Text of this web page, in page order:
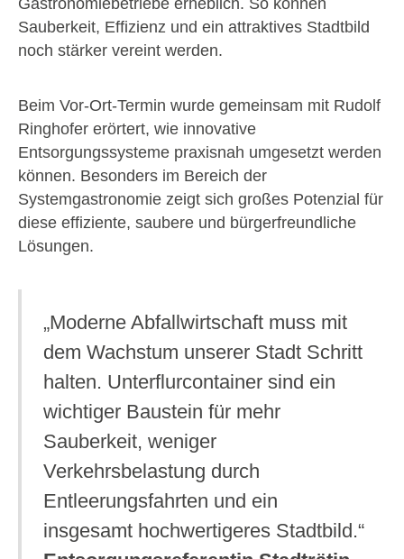
Sauberkeit, Effizienz und ein attraktives Stadtbild
noch stärker vereint werden.
Beim Vor-Ort-Termin wurde gemeinsam mit Rudolf
Ringhofer erörtert, wie innovative
Entsorgungssysteme praxisnah umgesetzt werden
können. Besonders im Bereich der
Systemgastronomie zeigt sich großes Potenzial für
diese effiziente, saubere und bürgerfreundliche
Lösungen.
„Moderne Abfallwirtschaft muss mit
dem Wachstum unserer Stadt Schritt
halten. Unterflurcontainer sind ein
wichtiger Baustein für mehr
Sauberkeit, weniger
Verkehrsbelastung durch
Entleerungsfahrten und ein
insgesamt hochwertigeres Stadtbild.“